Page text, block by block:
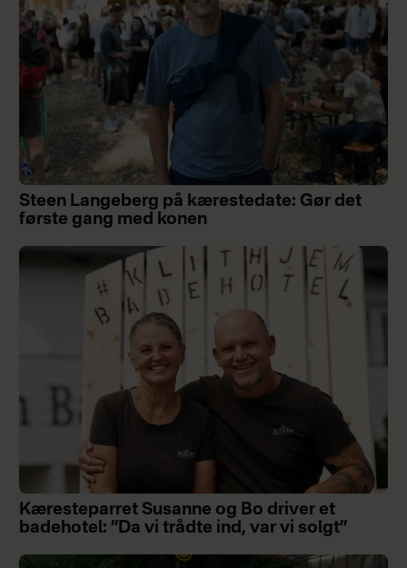
Steen Langeberg på kærestedate: Gør det
første gang med konen
Kæresteparret Susanne og Bo driver et
badehotel: ”Da vi trådte ind, var vi solgt”